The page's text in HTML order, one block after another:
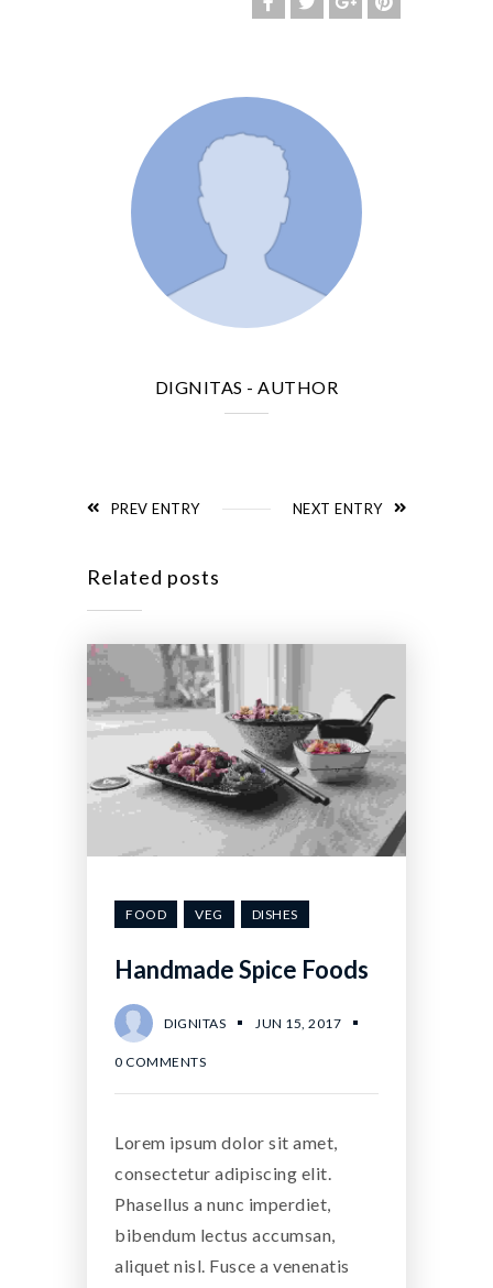
DIGNITAS - AUTHOR
PREV ENTRY NEXT ENTRY
Related posts
FOOD VEG DISHES
Handmade Spice Foods
DIGNITAS JUN 15, 2017
0 COMMENTS
Lorem ipsum dolor sit amet,
consectetur adipiscing elit.
Phasellus a nunc imperdiet,
bibendum lectus accumsan,
aliquet nisl. Fusce a venenatis